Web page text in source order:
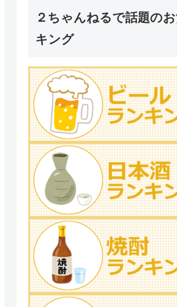
２ちゃんねるで話題の
キング